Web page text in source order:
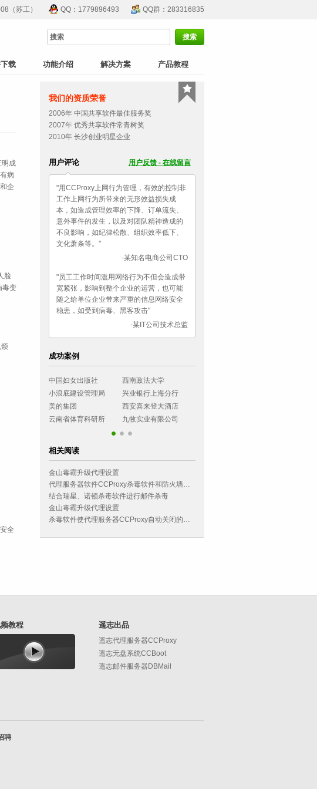
（苏工） QQ：1779896493 QQ群：283316835
载 功能介绍 解决方案 产品教程
明成
病
企
脸
毒变
全
我们的资质荣誉
2006年 中国共享软件最佳服务奖
2007年 优秀共享软件常青树奖
2010年 长沙创业明星企业
用户评论 用户反馈 - 在线留言
"用CCProxy上网行为管理，有效的控制非
工作上网行为所带来的无形效益损失成
本，如造成管理效率的下降、订单流失、
意外事件的发生，以及对团队精神造成的
不良影响，如纪律松散、组织效率低下、
文化萧条等。"
-某知名电商公司CTO
"员工工作时间滥用网络行为不但会造成带
宽紧张，影响到整个企业的运营，也可能
随之给单位企业带来严重的信息网络安全
稳患，如受到病毒、黑客攻击"
-某IT公司技术总监
成功案例
中国妇女出版社
西南政法大学
小浪底建设管理局
兴业银行上海分行
美的集团
西安喜来登大酒店
云南省体育科研所
九牧实业有限公司
乌鲁木齐市气象局
无锡工艺职业学院
乌鲁木齐市气象局
相关阅读
金山毒霸升级代理设置
代理服务器软件CCProxy杀毒软件和防火墙推荐
结合瑞星、诺顿杀毒软件进行邮件杀毒
金山毒霸升级代理设置
杀毒软件使代理服务器CCProxy自动关闭的原因
教程 遥志出品
遥志代理服务器CCProxy
遥志无盘系统CCBoot
遥志邮件服务器DBMail
聘